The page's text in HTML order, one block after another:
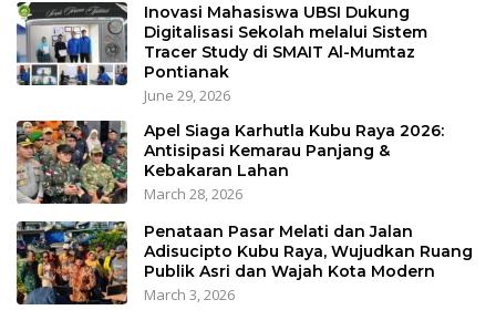
Inovasi Mahasiswa UBSI Dukung
Digitalisasi Sekolah melalui Sistem
Tracer Study di SMAIT Al-Mumtaz
Pontianak
June 29, 2026
Apel Siaga Karhutla Kubu Raya 2026:
Antisipasi Kemarau Panjang &
Kebakaran Lahan
March 28, 2026
Penataan Pasar Melati dan Jalan
Adisucipto Kubu Raya, Wujudkan Ruang
Publik Asri dan Wajah Kota Modern
March 3, 2026